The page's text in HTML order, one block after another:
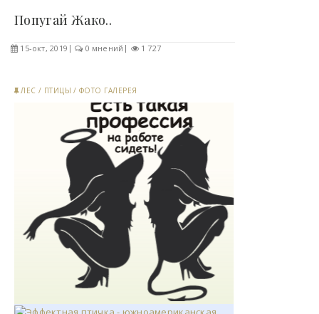
Попугай Жако..
15-окт, 2019 0 мнений 1 727
ЛЕС / ПТИЦЫ / ФОТО ГАЛЕРЕЯ